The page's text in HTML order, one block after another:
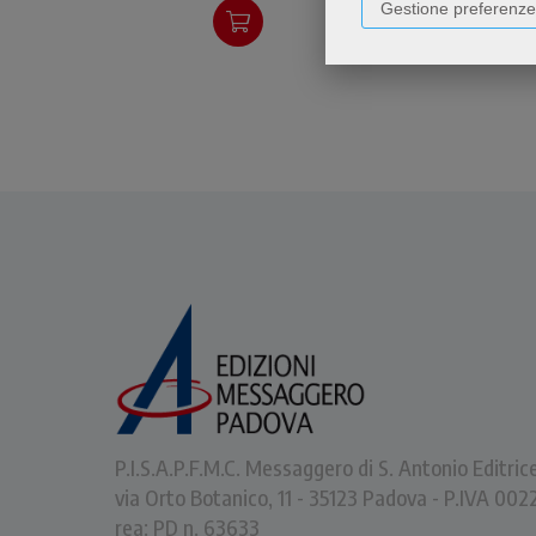
Gestione preferenze
P.I.S.A.P.F.M.C. Messaggero di S. Antonio
via Orto Botanico, 11 - 35123 Padova - P.IVA
rea: PD n. 63633